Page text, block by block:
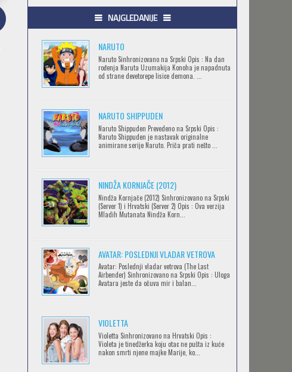
.HACK//GIFT
Feb 12 2023 |Gledaj »
.HACK//LIMINALITY
SOVA I EKIPA
Feb 12 2023 |Gledaj »
BLOODIVORES
Feb 12 2023 |Gledaj »
AVANTURE KIDA OPASNOST
Feb 12 2023 |Gledaj »
IPAK SE OKREĆE (GALILEO: EPPUR SI
MUOVE)
Feb 12 2023 |Gledaj »
NAJGLEDANIJE
NARUTO
Naruto Sinhronizovano na Srpski Opis : Na dan
rođenja Naruta Uzumakija Konoha je napadnuta
od strane devetorepe lisice demona. ...
NARUTO SHIPPUDEN
Naruto Shippuden Prevedeno na Srpski Opis :
Naruto Shippuden je nastavak originalne
animirane serije Naruto. Priča prati nešto ...
NINDŽA KORNJAČE (2012)
Nindža Kornjače (2012) Sinhronizovano na Srpski
(Server 1) i Hrvatski (Server 2) Opis : Ova verzija
Mladih Mutanata Nindža Korn...
AVATAR: POSLEDNJI VLADAR VETROVA
Avatar: Poslednji vladar vetrova (The Last
Airbender) Sinhronizovano na Srpski Opis : Uloga
Avatara jeste da očuva mir i balan...
VIOLETTA
Violetta Sinhronizovano na Hrvatski Opis :
Violeta je tinedžerka koju otac ne pušta iz kuće
nakon smrti njene majke Marije, ko...